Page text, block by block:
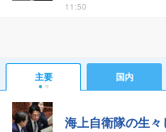
11:50
主要 国内
海上自衛隊の生